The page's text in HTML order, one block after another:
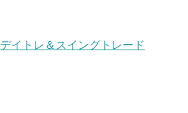
デイトレ＆スイングトレード